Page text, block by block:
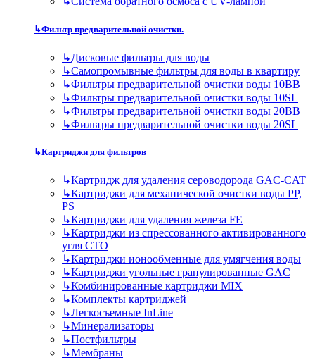
↳Фильтр предварительной очистки.
↳Дисковые фильтры для воды
↳Самопромывные фильтры для воды в квартиру
↳Фильтры предварительной очистки воды 10BB
↳Фильтры предварительной очистки воды 10SL
↳Фильтры предварительной очистки воды 20BB
↳Фильтры предварительной очистки воды 20SL
↳Картриджи для фильтров
↳Картридж для удаления сероводорода GAC-CAT
↳Картриджи для механической очистки воды PP,
PS
↳Картриджи для удаления железа FE
↳Картриджи из спрессованного активированного
угля CTO
↳Картриджи ионообменные для умягчения воды
↳Картриджи угольные гранулированные GAC
↳Комбинированные картриджи MIX
↳Комплекты картриджей
↳Легкосъемные InLine
↳Минерализаторы
↳Постфильтры
↳Мембраны